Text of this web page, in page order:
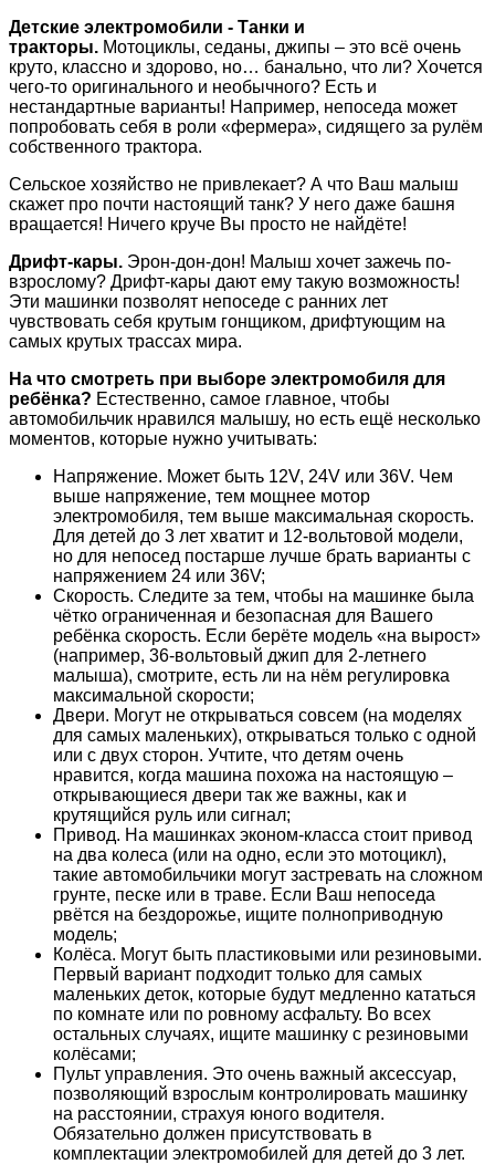
Детские электромобили - Танки и
тракторы. Мотоциклы, седаны, джипы – это всё очень
круто, классно и здорово, но… банально, что ли? Хочется
чего-то оригинального и необычного? Есть и
нестандартные варианты! Например, непоседа может
попробовать себя в роли «фермера», сидящего за рулём
собственного трактора.
Сельское хозяйство не привлекает? А что Ваш малыш
скажет про почти настоящий танк? У него даже башня
вращается! Ничего круче Вы просто не найдёте!
Дрифт-кары. Эрон-дон-дон! Малыш хочет зажечь по-
взрослому? Дрифт-кары дают ему такую возможность!
Эти машинки позволят непоседе с ранних лет
чувствовать себя крутым гонщиком, дрифтующим на
самых крутых трассах мира.
На что смотреть при выборе электромобиля для
ребёнка? Естественно, самое главное, чтобы
автомобильчик нравился малышу, но есть ещё несколько
моментов, которые нужно учитывать:
Напряжение. Может быть 12V, 24V или 36V. Чем
выше напряжение, тем мощнее мотор
электромобиля, тем выше максимальная скорость.
Для детей до 3 лет хватит и 12-вольтовой модели,
но для непосед постарше лучше брать варианты с
напряжением 24 или 36V;
Скорость. Следите за тем, чтобы на машинке была
чётко ограниченная и безопасная для Вашего
ребёнка скорость. Если берёте модель «на вырост»
(например, 36-вольтовый джип для 2-летнего
малыша), смотрите, есть ли на нём регулировка
максимальной скорости;
Двери. Могут не открываться совсем (на моделях
для самых маленьких), открываться только с одной
или с двух сторон. Учтите, что детям очень
нравится, когда машина похожа на настоящую –
открывающиеся двери так же важны, как и
крутящийся руль или сигнал;
Привод. На машинках эконом-класса стоит привод
на два колеса (или на одно, если это мотоцикл),
такие автомобильчики могут застревать на сложном
грунте, песке или в траве. Если Ваш непоседа
рвётся на бездорожье, ищите полноприводную
модель;
Колёса. Могут быть пластиковыми или резиновыми.
Первый вариант подходит только для самых
маленьких деток, которые будут медленно кататься
по комнате или по ровному асфальту. Во всех
остальных случаях, ищите машинку с резиновыми
колёсами;
Пульт управления. Это очень важный аксессуар,
позволяющий взрослым контролировать машинку
на расстоянии, страхуя юного водителя.
Обязательно должен присутствовать в
комплектации электромобилей для детей до 3 лет.